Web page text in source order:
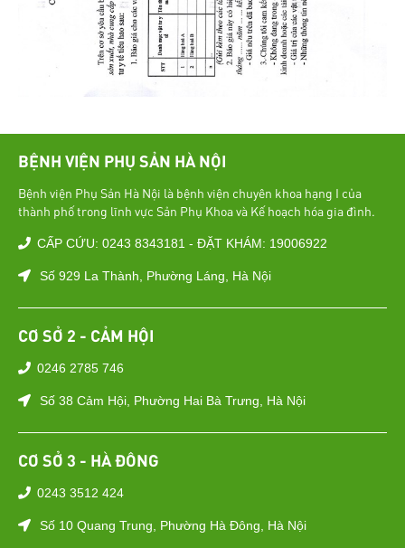
BỆNH VIỆN PHỤ SẢN HÀ NỘI
Bệnh viện Phụ Sản Hà Nội là bệnh viện chuyên khoa hạng I của
thành phố trong lĩnh vực Sản Phụ Khoa và Kế hoạch hóa gia đình.
CẤP CỨU: 0243 8343181 - ĐẶT KHÁM: 19006922
Số 929 La Thành, Phường Láng, Hà Nội
CƠ SỞ 2 - CẢM HỘI
0246 2785 746
Số 38 Cảm Hội, Phường Hai Bà Trưng, Hà Nội
CƠ SỞ 3 - HÀ ĐÔNG
0243 3512 424
Số 10 Quang Trung, Phường Hà Đông, Hà Nội